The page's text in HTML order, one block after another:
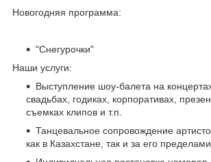
Новогодняя программа:
"Снегурочки"
Наши услуги:
Выступление шоу-балета на
свадьбах, годиках, корпоративах,
съемках клипов и т.п.
Танцевальное сопровождение
как в Казахстане, так и за его